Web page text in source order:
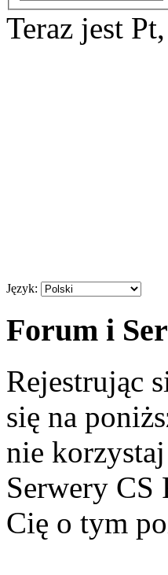
Teraz jest
Język:
Forum i
Rejestrując
się na
nie
Serwery CS
Cię o tym